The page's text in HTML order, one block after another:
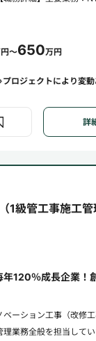
～650万円
ロジェクトにより変
詳
1級管工事施工
年120％成長企業！
ベーション工事（改修
業務全般を担当して